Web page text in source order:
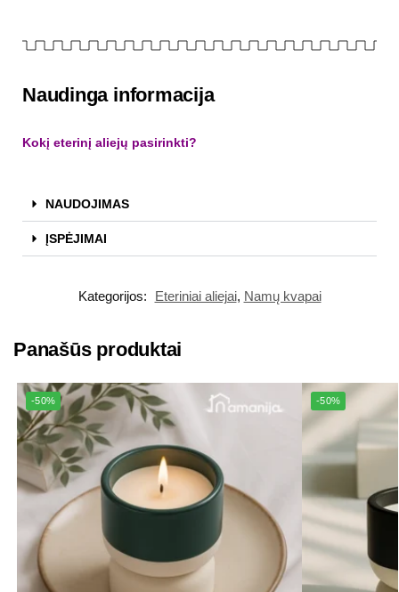
Naudinga informacija
Kokį eterinį aliejų pasirinkti?
NAUDOJIMAS
ĮSPĖJIMAI
Kategorijos: Eteriniai aliejai, Namų kvapai
Panašūs produktai
-50% -50%